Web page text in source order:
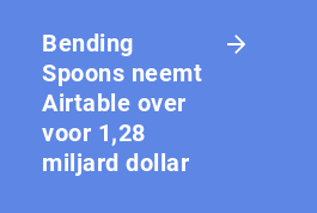
Bending
Spoons neemt
Airtable over
voor 1,28
miljard dollar